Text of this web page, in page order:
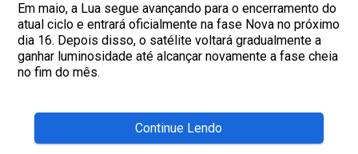
Em maio, a Lua segue avançando para o encerramento do
atual ciclo e entrará oficialmente na fase Nova no próximo
dia 16. Depois disso, o satélite voltará gradualmente a
ganhar luminosidade até alcançar novamente a fase cheia
no fim do mês.
Continue Lendo